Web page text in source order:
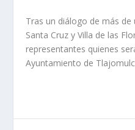
Tras un diálogo de más
Santa Cruz y Villa de las
representantes quienes
Ayuntamiento de